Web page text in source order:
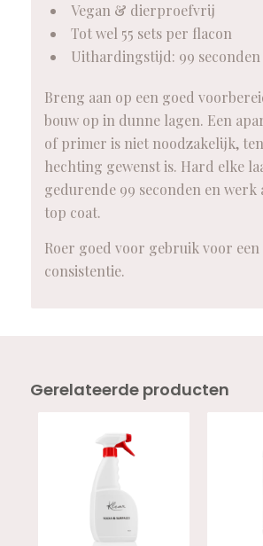
Vegan & dierproefvrij
Tot wel 55 sets per flacon
Uithardingstijd: 99 seconden
Breng aan op een goed
bouw op in dunne lagen. Een
of primer is niet noodzakelijk,
hechting gewenst is. Hard elke
gedurende 99 seconden en werk
top coat.
Roer goed voor gebruik voor een
consistentie.
Gerelateerde producten